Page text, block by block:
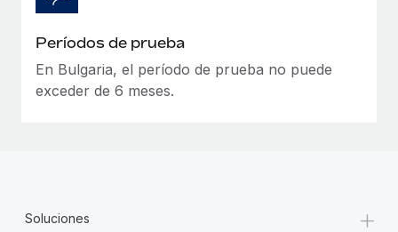
Períodos de prueba
En Bulgaria, el período de prueba no puede
exceder de 6 meses.
Soluciones +